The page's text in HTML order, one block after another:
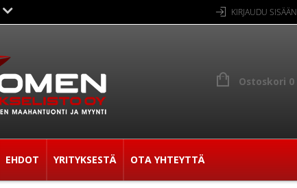
KIRJAUDU SISÄÄN
Ostoskori 0
EHDOT YRITYKSESTÄ OTA YHTEYTTÄ